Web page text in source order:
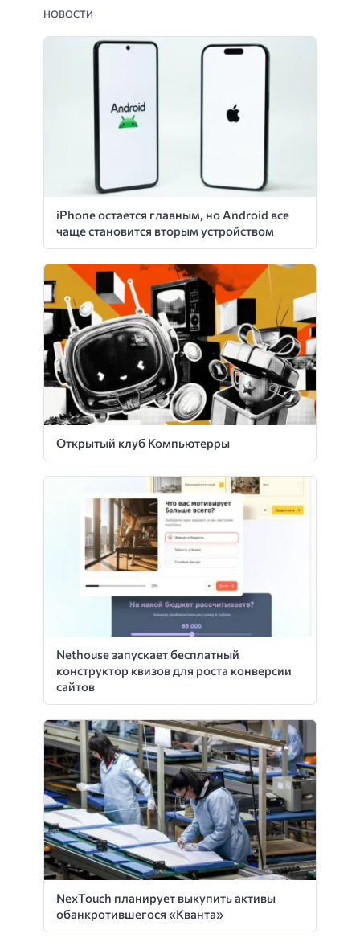
НОВОСТИ
iPhone остается главным, но Android все
чаще становится вторым устройством
Открытый клуб Компьютерры
Nethouse запускает бесплатный
конструктор квизов для роста конверсии
сайтов
NexTouch планирует выкупить активы
обанкротившегося «Кванта»